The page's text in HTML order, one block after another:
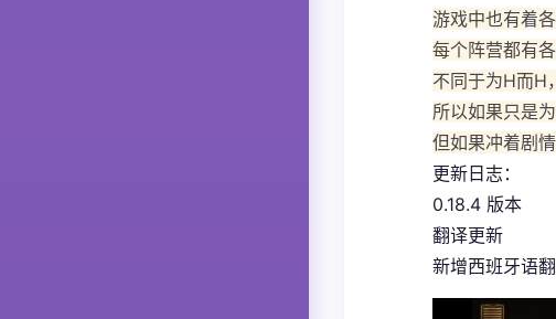
游戏中也有着
每个阵营都有
不同于为H而H
所以如果只是
但如果冲着剧
更新日志：
0.18.4 版本
翻译更新
新增西班牙语